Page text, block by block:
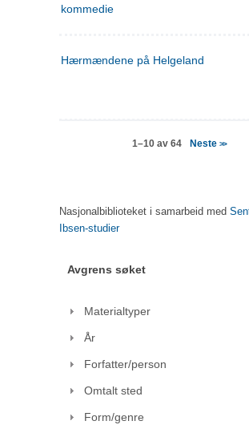
kommedie
Hærmændene på Helgeland
1–10 av 64 Neste>>
Nasjonalbiblioteket i samarbeid med
Ibsen-studier
Avgrens søket
Materialtyper
År
Forfatter/person
Omtalt sted
Form/genre